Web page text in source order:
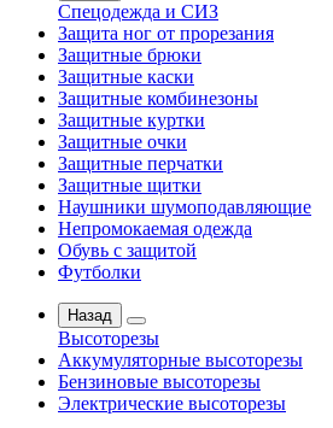
Спецодежда и СИЗ
Защита ног от прорезания
Защитные брюки
Защитные каски
Защитные комбинезоны
Защитные куртки
Защитные очки
Защитные перчатки
Защитные щитки
Наушники шумоподавляющие
Непромокаемая одежда
Обувь с защитой
Футболки
Назад
Высоторезы
Аккумуляторные высоторезы
Бензиновые высоторезы
Электрические высоторезы